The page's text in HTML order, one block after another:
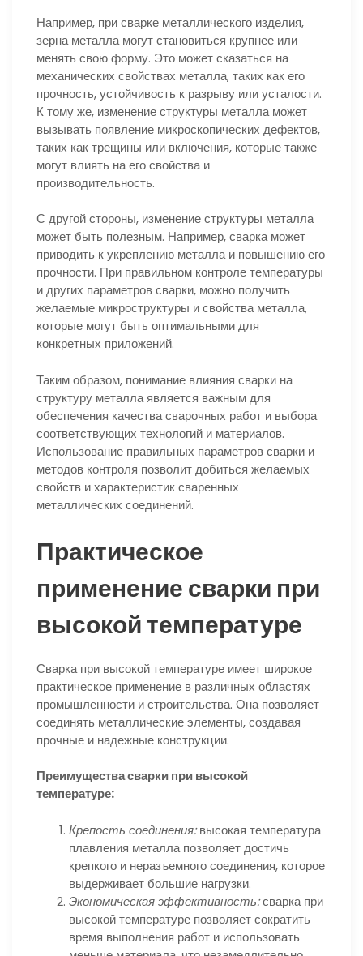
Например, при сварке металлического изделия,
зерна металла могут становиться крупнее или
менять свою форму. Это может сказаться на
механических свойствах металла, таких как его
прочность, устойчивость к разрыву или усталости.
К тому же, изменение структуры металла может
вызывать появление микроскопических дефектов,
таких как трещины или включения, которые также
могут влиять на его свойства и
производительность.
С другой стороны, изменение структуры металла
может быть полезным. Например, сварка может
приводить к укреплению металла и повышению его
прочности. При правильном контроле температуры
и других параметров сварки, можно получить
желаемые микроструктуры и свойства металла,
которые могут быть оптимальными для
конкретных приложений.
Таким образом, понимание влияния сварки на
структуру металла является важным для
обеспечения качества сварочных работ и выбора
соответствующих технологий и материалов.
Использование правильных параметров сварки и
методов контроля позволит добиться желаемых
свойств и характеристик сваренных
металлических соединений.
Практическое
применение сварки при
высокой температуре
Сварка при высокой температуре имеет широкое
практическое применение в различных областях
промышленности и строительства. Она позволяет
соединять металлические элементы, создавая
прочные и надежные конструкции.
Преимущества сварки при высокой
температуре:
Крепость соединения:высокая температура
плавления металла позволяет достичь
крепкого и неразъемного соединения, которое
выдерживает большие нагрузки.
Экономическая эффективность:сварка при
высокой температуре позволяет сократить
время выполнения работ и использовать